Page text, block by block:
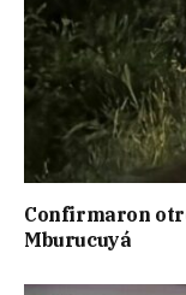
Confirmaron
Mburucuyá